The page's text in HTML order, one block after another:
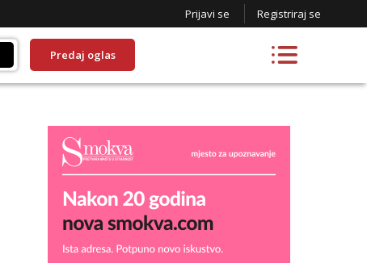
Prijavi se Registriraj se
Predaj oglas